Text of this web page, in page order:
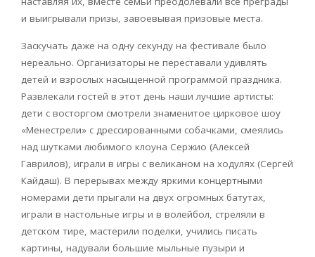
и выигрывали призы, завоевывая призовые места.
Заскучать даже на одну секунду на фестивале было
нереально. Организаторы не переставали удивлять
детей и взрослых насыщенной программой праздника.
Развлекали гостей в этот день наши лучшие артисты:
дети с восторгом смотрели знаменитое цирковое шоу
«Менестрели» с дрессированными собачками, смеялись
над шутками любимого клоуна Сержио (Алексей
Гаврилов), играли в игры с великаном на ходулях (Сергей
Кайдаш). В перерывах между яркими концертными
номерами дети прыгали на двух огромных батутах,
играли в настольные игры и в волейбол, стреляли в
детском тире, мастерили поделки, учились писать
картины, надували большие мыльные пузыри и